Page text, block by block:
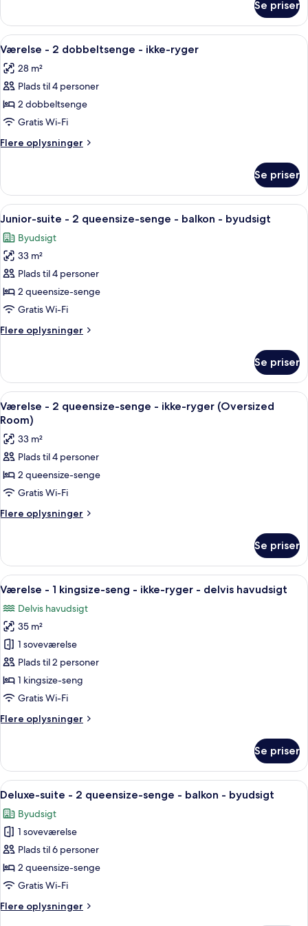
-
ikke-
ryger
-
boblebad
-
kingsize-
ikke-
-
boblebad
Se priser
Indlæs
alle
billeder
af
Værelse
-
2
dobbeltsenge
ikke-
ryger
Et hotelværelse med seng,
4
Værelse - 2 dobbeltsenge - ikke-ryger
28 m²
Plads til 4 personer
2 dobbeltsenge
Gratis Wi-Fi
Flere oplysninger
Flere
-
dobbeltsenge
ikke-
ryger
Se priser
Indlæs
alle
billeder
af
Junior-
suite
-
queensize-
balkon
-
byudsigt
Et hotelværelse med to senge, et
5
Junior-suite - 2 queensize-senge - balkon - byudsigt
Byudsigt
33 m²
Plads til 4 personer
2 queensize-senge
Gratis Wi-Fi
Flere oplysninger
Flere
suite
2
queensize-
balkon
byudsigt
Se priser
Indlæs
alle
billeder
af
Værelse
-
2
queensize-
ikke-
ryger
(Oversized
Room)
Et moderne hotelværelse med en
3
Værelse - 2 queensize-senge - ikke-ryger (Oversized
Room)
33 m²
Plads til 4 personer
2 queensize-senge
Gratis Wi-Fi
Flere oplysninger
Flere
-
queensize-
-
ikke-
ryger
(Oversized
Room)
Se priser
Indlæs
alle
billeder
af
Værelse
-
1
kingsize-
-
-
delvis
havudsigt
Et hotelværelse med seng,
3
Værelse - 1 kingsize-seng - ikke-ryger - delvis havudsigt
Delvis havudsigt
35 m²
1 soveværelse
Plads til 2 personer
1 kingsize-seng
Gratis Wi-Fi
Flere oplysninger
Flere
-
kingsize-
-
ikke-
-
delvis
havudsigt
Se priser
Indlæs
alle
billeder
af
Deluxe-
suite
-
queensize-
Deluxe-suite - 2 queensize-senge -
4
Deluxe-suite - 2 queensize-senge - balkon - byudsigt
Byudsigt
1 soveværelse
Plads til 6 personer
2 queensize-senge
Gratis Wi-Fi
Flere oplysninger
Flere